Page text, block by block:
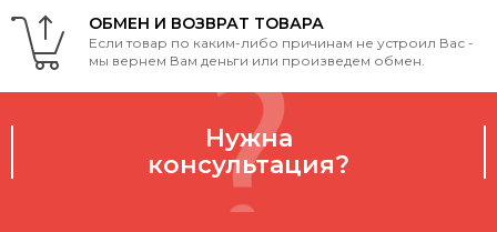
ОБМЕН И ВОЗВРАТ ТОВАРА
Если товар по каким-либо причинам не устроил Вас -
мы вернем Вам деньги или произведем обмен.
Нужна
консультация?